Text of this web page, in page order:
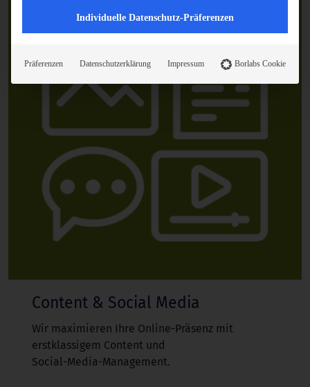
Content & Social Media
Wir maximieren Ihre Online-Präsenz mit
erstklassigem Content und
Social-Media-Management.
Individuelle Datenschutz-Präferenzen
Präferenzen Datenschutzerklärung Impressum Borlabs Cookie